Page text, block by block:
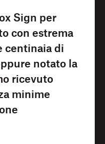
Sign per
con estrema
centinaia di
notato la
ricevuto
minime